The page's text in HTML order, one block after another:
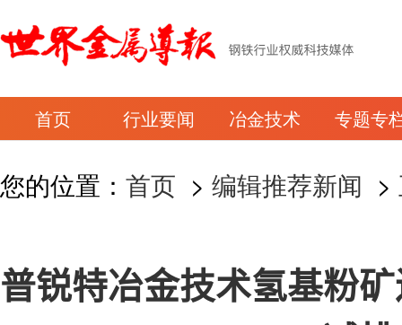
首页 行业要闻 冶金技术 专题专
您的位置： 首页 > 编辑推荐新闻 >
普锐特冶金技术氢基粉